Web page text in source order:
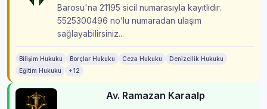
Barosu'na 21195 sicil numarasıyla kayıtlıdır.
5525300496 no’lu numaradan ulaşım
sağlayabilirsiniz...
Bilişim Hukuku Borçlar Hukuku Ceza Hukuku
Denizcilik Hukuku
Eğitim Hukuku
+12
Av. Ramazan Karaalp